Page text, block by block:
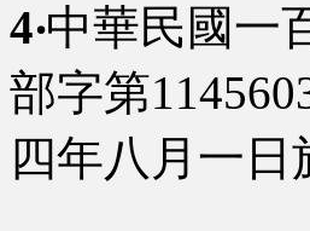
4‧中華民國一
部字第
四年八月一日